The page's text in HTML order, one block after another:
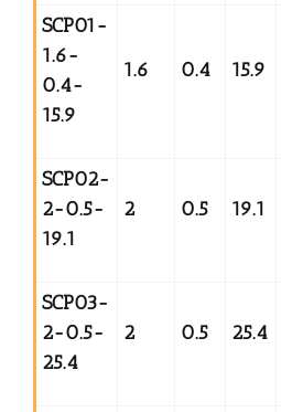
SCP01-
1.6-
0.4-
15.9
1.6 0.4 15.9
SCP02-
2-0.5-
19.1
2 0.5 19.1
SCP03-
2-0.5-
25.4
2 0.5 25.4